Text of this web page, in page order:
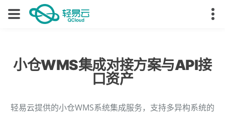
小仓WMS集成对接方案与API接
口资产
轻易云提供的小仓WMS系统集成服务，支持多异构系统的